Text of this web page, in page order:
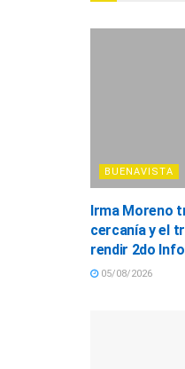
BUENAVISTA
Irma Moreno
cercanía y el
rendir 2do
05/08/2026